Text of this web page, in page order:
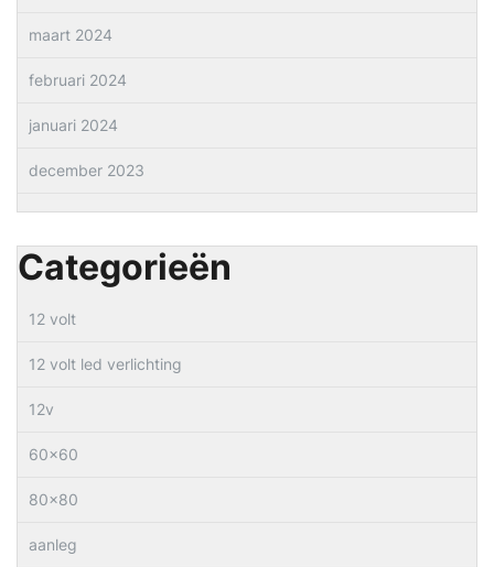
maart 2024
februari 2024
januari 2024
december 2023
Categorieën
12 volt
12 volt led verlichting
12v
60×60
80×80
aanleg